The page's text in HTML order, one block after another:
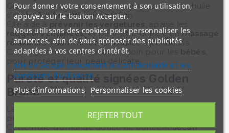
Grâce à sa texture légère et non grasse, cette huile
s’utilise facilement au quotidien.
Elle aide à
prévenir les vergetures
rougeurs cutanées, et peut être utilisée enmassage
relaxantou comme base d’huiles essentielles.
C’est également un excellent soin pour les
pour protéger leur peau délicate.
Pureté et qualité signées Golden
Brand
produits naturels de haute qualité.
Cette huile d’amande douce ne contientaucun
Pour donner votre consentement à son utilisation,
appuyez sur le bouton Accepter.
Nous utilisons des cookies pour personnaliser les
annonces, afin de vous proposer des publicités
adaptées à vos centres d'intérêt.
site de Google concernant la confidentialité et les
conditions d'utilisation
Plus d'informations Personnaliser les cookies
REJETER TOUT